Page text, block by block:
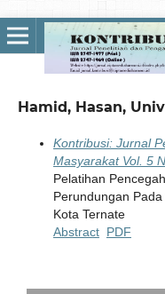
Hamid, Hasan,
Kontribusi: Jurnal
Masyarakat Vol. 5
Pelatihan
Perundungan
Kota Ternate
Abstract PDF